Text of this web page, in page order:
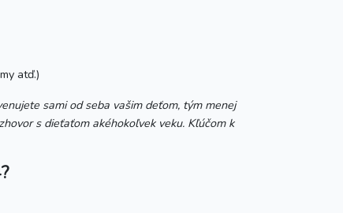
atď.)
sami od seba vašim deťom, tým menej
s dieťaťom akéhokoľvek veku. Kľúčom k